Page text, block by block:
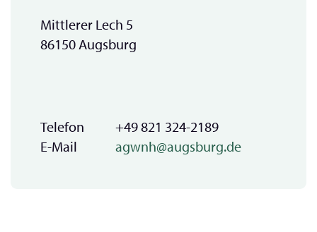
Mittlerer Lech 5
86150 Augsburg
Telefon
E-Mail
+49 821 324-2189
agwnh@augsburg.de